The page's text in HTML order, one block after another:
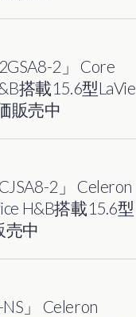
2」 Core
搭載15.6型LaVie
販売中
2」 Celeron
H&B搭載15.6型
売中
NS」 Celeron